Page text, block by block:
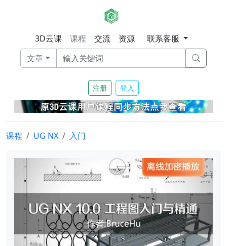
3D云课 课程 交流 资源
联系客服
文章
注册 登入
课程 UG NX 入门